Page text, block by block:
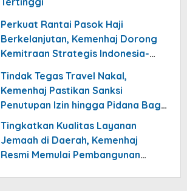
Perkuat Rantai Pasok Haji
Berkelanjutan, Kemenhaj Dorong
Kemitraan Strategis Indonesia-
Tindak Tegas Travel Nakal,
Kemenhaj Pastikan Sanksi
Penutupan Izin hingga Pidana Bagi
Penelantar Jemaah
Tingkatkan Kualitas Layanan
Jemaah di Daerah, Kemenhaj
Resmi Memulai Pembangunan